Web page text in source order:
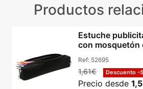
Productos
Estuche
con mosquetón
Ref: 52695
1,61€ Descuento -
Precio desde